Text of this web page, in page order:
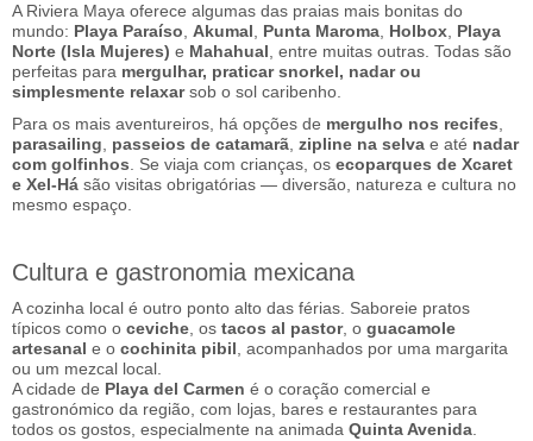
A Riviera Maya oferece algumas das praias mais bonitas do
mundo: Playa Paraíso Akumal Punta Maroma Holbox Playa
Norte (Isla Mujeres) e Mahahual , entre muitas outras. Todas são
perfeitas para mergulhar, praticar snorkel, nadar ou
simplesmente relaxarsob o sol caribenho.
Para os mais aventureiros, há opções de mergulho nos recifes
parasailing
passeios de catamarã zipline na selva e até nadar
com golfinhos . Se viaja com crianças, os ecoparques de Xcaret
e Xel-Há são visitas obrigatórias — diversão, natureza e cultura no
mesmo espaço.
Cultura e gastronomia mexicana
A cozinha local é outro ponto alto das férias. Saboreie pratos
típicos como o ceviche , os tacos al pastor, o guacamole
artesanal e o cochinita pibil , acompanhados por uma margarita
ou um mezcal local.
A cidade de Playa del Carmen é o coração comercial e
gastronómico da região, com lojas, bares e restaurantes para
todos os gostos, especialmente na animada Quinta Avenida